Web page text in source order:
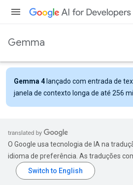
Gemma
Gemma 4 lançado com entrada de
janela de contexto longa de até 256
O Google usa tecnologia de IA na
idioma de preferência. As traduções